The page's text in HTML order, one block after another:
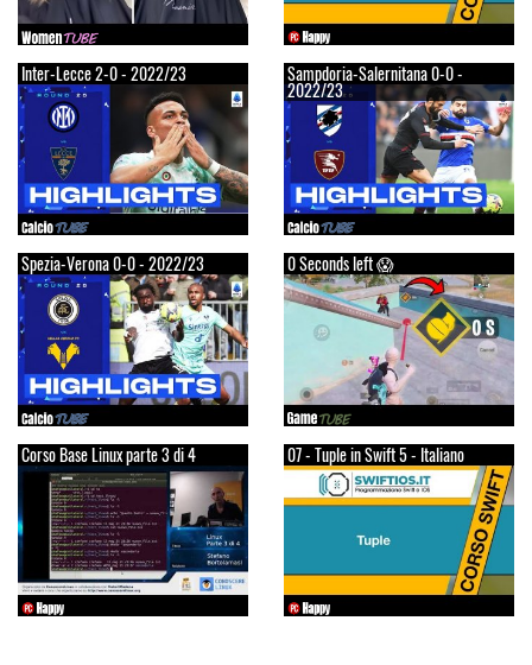
Inter-Lecce 2-0 - 2022/23 Sampdoria-Salernitana 0-0 -
2022/23
Spezia-Verona 0-0 - 2022/23 0 Seconds left 😱
Corso Base Linux parte 3 di 4 07 - Tuple in Swift 5 - Italiano